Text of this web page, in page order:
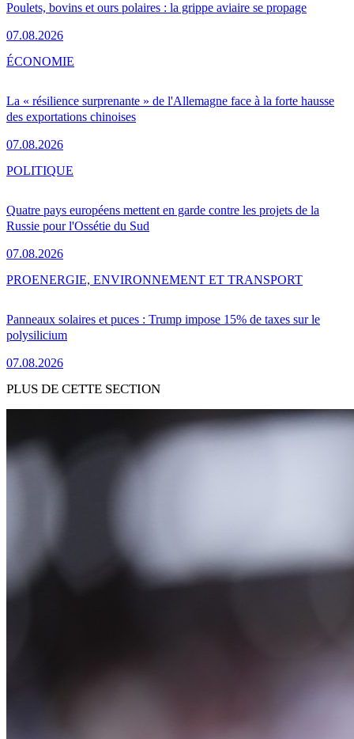
Poulets, bovins et ours polaires : la grippe aviaire se propage
07.08.2026
La « résilience surprenante » de l'Allemagne face à la forte hausse
des exportations chinoises
07.08.2026
ÉCONOMIE
Quatre pays européens mettent en garde contre les projets de la
Russie pour l'Ossétie du Sud
07.08.2026
POLITIQUE
Panneaux solaires et puces : Trump impose 15% de taxes sur le
polysilicium
07.08.2026
PROENERGIE, ENVIRONNEMENT ET TRANSPORT
PLUS DE CETTE SECTION